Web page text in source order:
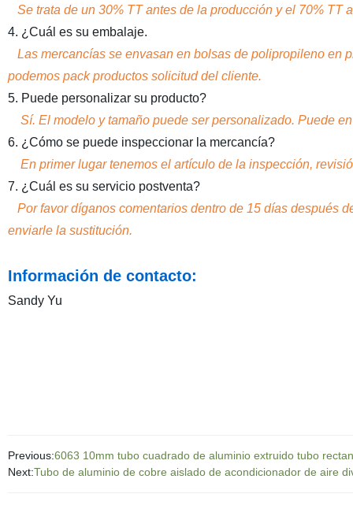
Se trata de un 30% TT antes de la producción y el 70% TT
4. ¿Cuál es su embalaje.
Las mercancías se envasan en bolsas de polipropileno en
podemos pack productos solicitud del cliente.
5. Puede personalizar su producto?
Sí. El modelo y tamaño puede ser personalizado. Puede
6. ¿Cómo se puede inspeccionar la mercancía?
En primer lugar tenemos el artículo de la inspección,
7. ¿Cuál es su servicio postventa?
Por favor díganos comentarios dentro de 15 días después
enviarle la sustitución.
Información de contacto:
Sandy Yu
Previous:6063 10mm tubo cuadrado de aluminio extruido tubo
Next:Tubo de aluminio de cobre aislado de acondicionador de aire